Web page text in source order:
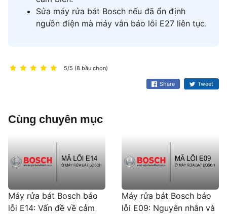
Sửa máy rửa bát Bosch nếu đã ổn định
nguồn điện mà máy vẫn báo lỗi E27 liên tục.
5/5 (8 bầu chọn)
Share Tweet
Cùng chuyên mục
Máy rửa bát Bosch báo
lỗi E14: Vấn đề về cảm
Máy rửa bát Bosch báo
lỗi E09: Nguyên nhân và